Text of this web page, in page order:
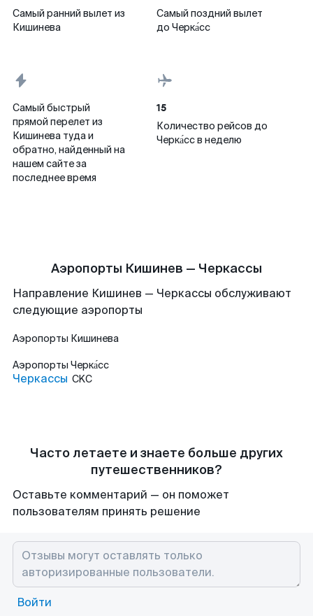
Самый ранний вылет из
Кишинева
Самый поздний вылет
до Черка́сс
Самый быстрый
прямой перелет из
Кишинева туда и
обратно, найденный на
нашем сайте за
последнее время
15
Количество рейсов до
Черка́сс в неделю
Аэропорты Кишинев — Черкассы
Направление Кишинев — Черкассы обслуживают
следующие аэропорты
Аэропорты Кишинева
Аэропорты Черка́сс
Черкассы CKC
Часто летаете и знаете больше других
путешественников?
Оставьте комментарий — он поможет
пользователям принять решение
Войти